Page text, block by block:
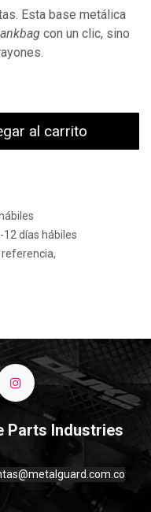
Esta base metálica
con un clic, sino
al carrito
días hábiles
referencia,
Parts Industries